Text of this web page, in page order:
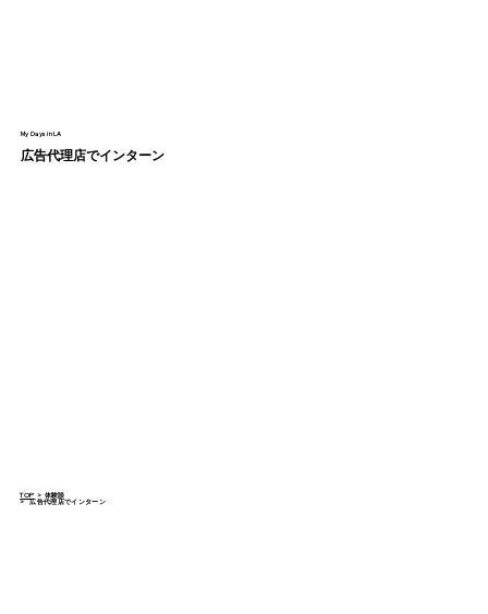
My Days in LA
広告代理店でインターン
TOP > 体験談
> 広告代理店でインターン